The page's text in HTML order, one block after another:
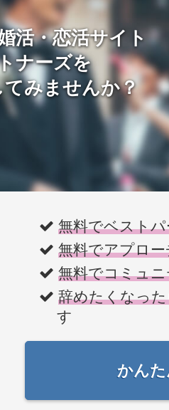
活・恋活サイト
ナーズを
てみませんか？
無料でベスト
無料でアプロ
無料でコミュ
辞めたくなっ
す
かんた